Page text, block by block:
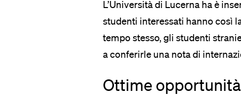
L’Università di Lucerna ha è
studenti interessati hanno così
tempo stesso, gli studenti
a conferirle una nota di
Ottime